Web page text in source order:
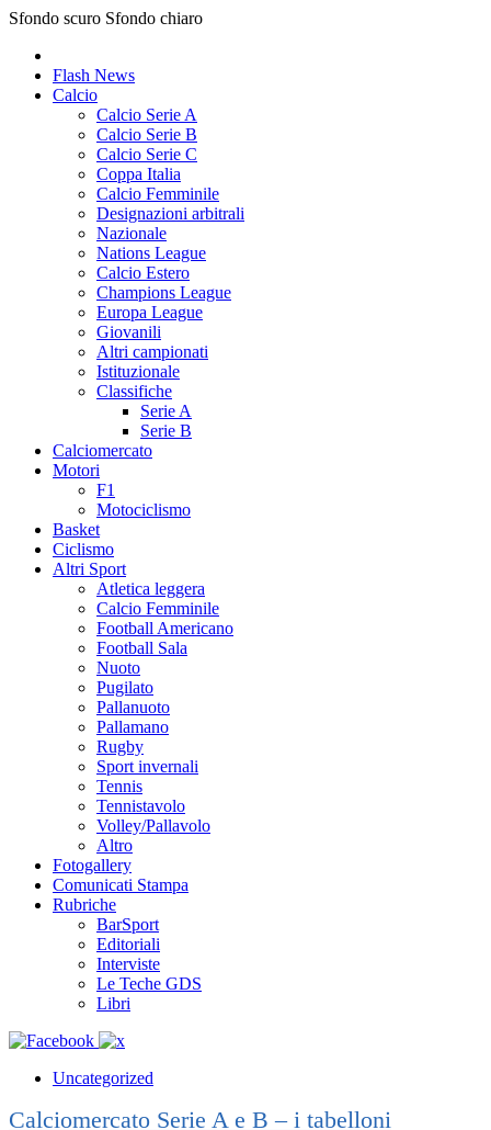
Sfondo scuro Sfondo chiaro
Flash News
Calcio
Calcio Serie A
Calcio Serie B
Calcio Serie C
Coppa Italia
Calcio Femminile
Designazioni arbitrali
Nazionale
Nations League
Calcio Estero
Champions League
Europa League
Giovanili
Altri campionati
Istituzionale
Classifiche
Serie A
Serie B
Calciomercato
Motori
F1
Motociclismo
Basket
Ciclismo
Altri Sport
Atletica leggera
Calcio Femminile
Football Americano
Football Sala
Nuoto
Pugilato
Pallanuoto
Pallamano
Rugby
Sport invernali
Tennis
Tennistavolo
Volley/Pallavolo
Altro
Fotogallery
Comunicati Stampa
Rubriche
BarSport
Editoriali
Interviste
Le Teche GDS
Libri
Uncategorized
Calciomercato Serie A e B – i tabelloni